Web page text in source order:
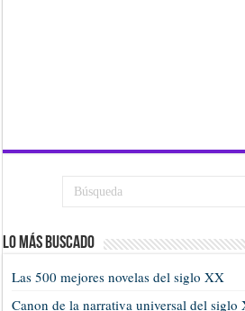
Lo más buscado
Las 500 mejores novelas del siglo XX
Canon de la narrativa universal del siglo